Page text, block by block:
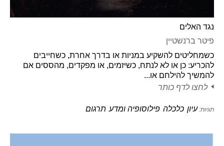
נגד האלים
פיטר ברנשטיין
כשמחליטים להשקיע במניות או בדרך אחרת, כשחייבים
להכריע: כן או לא לנתח, כשיזמים, או מפקדים, מהססים אם
להמשיך להילחם או...
לחצו לדף כותר
תגיות:עיון כלכלה פילוסופיה ומדע תרגום